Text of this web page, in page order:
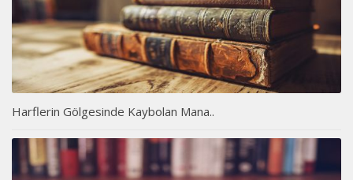
Harflerin Gölgesinde Kaybolan Mana..